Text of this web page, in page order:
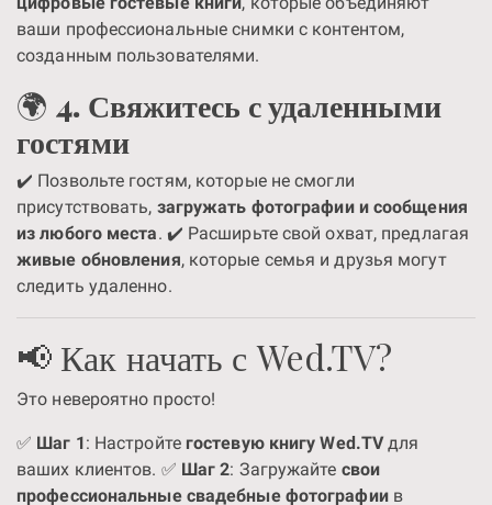
ваши профессиональные снимки с контентом,
созданным пользователями.
🌍 4. Свяжитесь с удаленными
гостями
✔️ Позвольте гостям, которые не смогли
присутствовать, загружать фотографии и сообщения
из любого места. ✔️ Расширьте свой охват, предлагая
живые обновления, которые семья и друзья могут
следить удаленно.
📢 Как начать с Wed.TV?
Это невероятно просто!
✅ Шаг 1: Настройте гостевую книгу Wed.TV для
ваших клиентов. ✅ Шаг 2: Загружайте свои
профессиональные свадебные фотографиив